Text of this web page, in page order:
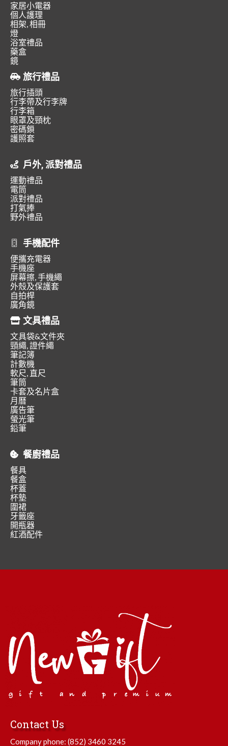
家居小電器
個人護理
相架, 相冊
燈
浴室禮品
藥盒
鏡
旅行禮品
旅行插頭
行李帶及行李牌
行李箱
眼罩及頸枕
密碼鎖
護照套
戶外, 派對禮品
運動禮品
電筒
派對禮品
打氣捧
野外禮品
手機配件
便攜充電器
手機座
屏幕擦, 手機繩
外殼及保護套
自拍桿
廣角鏡
文具禮品
文具袋&文件夾
頸繩, 證件繩
筆記簿
計數機
軟尺, 直尺
筆筒
卡套及名片盒
月曆
廣告筆
螢光筆
鉛筆
餐廚禮品
餐具
餐盒
杯蓋
杯墊
圍裙
牙籤座
開瓶器
紅酒配件
Contact Us
Company phone: (852) 3460 3245